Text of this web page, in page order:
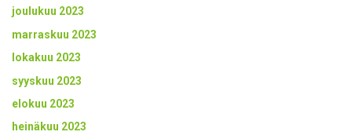
joulukuu 2023
marraskuu 2023
lokakuu 2023
syyskuu 2023
elokuu 2023
heinäkuu 2023